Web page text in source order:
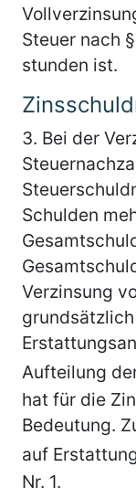
Steuer nach
stunden ist.
3. Bei der
Schulden
Verzinsung
Aufteilung
hat für die
Bedeutung.
auf
Nr. 1.